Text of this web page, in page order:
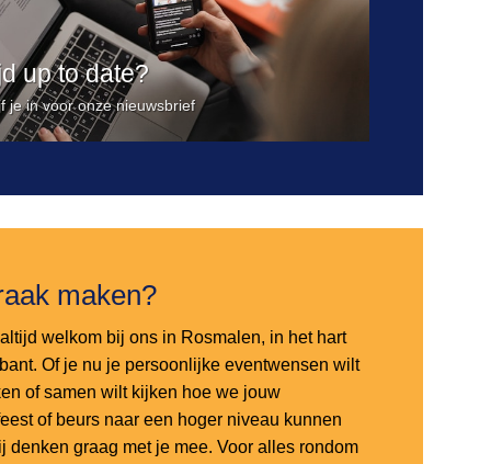
up to date?
je in voor onze nieuwsbrief
maken?
welkom bij ons in Rosmalen, in het hart
Of je nu je persoonlijke eventwensen wilt
of samen wilt kijken hoe we jouw
of beurs naar een hoger niveau kunnen
denken graag met je mee. Voor alles rondom